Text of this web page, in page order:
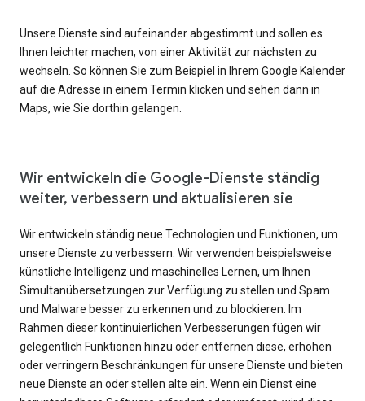
Unsere Dienste sind aufeinander abgestimmt und sollen es
Ihnen leichter machen, von einer Aktivität zur nächsten zu
wechseln. So können Sie zum Beispiel in Ihrem Google Kalender
auf die Adresse in einem Termin klicken und sehen dann in
Maps, wie Sie dorthin gelangen.
Wir entwickeln die Google-Dienste ständig
weiter, verbessern und aktualisieren sie
Wir entwickeln ständig neue Technologien und Funktionen, um
unsere Dienste zu verbessern. Wir verwenden beispielsweise
künstliche Intelligenz und maschinelles Lernen, um Ihnen
Simultanübersetzungen zur Verfügung zu stellen und Spam
und Malware besser zu erkennen und zu blockieren. Im
Rahmen dieser kontinuierlichen Verbesserungen fügen wir
gelegentlich Funktionen hinzu oder entfernen diese, erhöhen
oder verringern Beschränkungen für unsere Dienste und bieten
neue Dienste an oder stellen alte ein. Wenn ein Dienst eine